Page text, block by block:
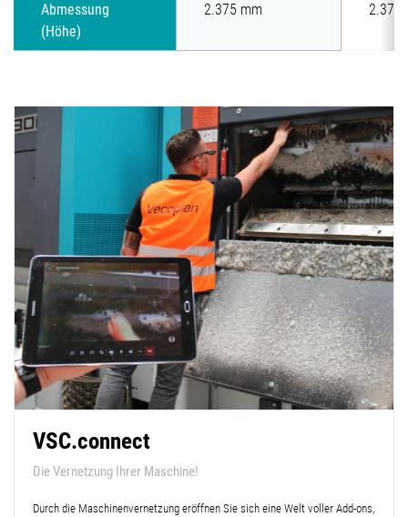
Abmessung
(Höhe)
2.375 mm 2.375
VSC.connect
Die Vernetzung Ihrer Maschine!
Durch die Maschinenvernetzung eröffnen Sie sich eine Welt voller Add-ons,